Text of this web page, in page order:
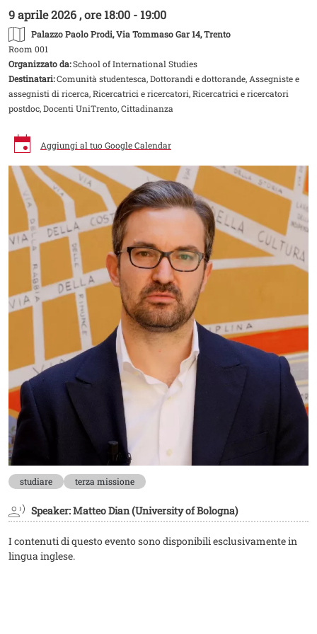
9 aprile 2026 , ore 18:00 - 19:00
Palazzo Paolo Prodi, Via Tommaso Gar 14, Trento
Room 001
Organizzato da:School of International Studies
Destinatari:Comunità studentesca, Dottorandi e dottorande, Assegniste e
assegnisti di ricerca, Ricercatrici e ricercatori, Ricercatrici e ricercatori
postdoc, Docenti UniTrento, Cittadinanza
Aggiungi al tuo Google Calendar
Image
studiare terza missione
Speaker: Matteo Dian (University of Bologna)
I contenuti di questo evento sono disponibili esclusivamente in
lingua inglese.